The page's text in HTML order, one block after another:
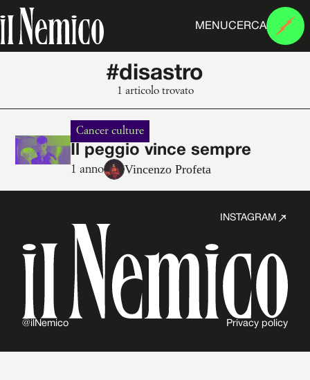
MENUCERCA
#disastro
1 articolo trovato
Cancer culture
Il peggio vince sempre
1 anno Vincenzo Profeta
INSTAGRAM
@ilNemico Privacy policy